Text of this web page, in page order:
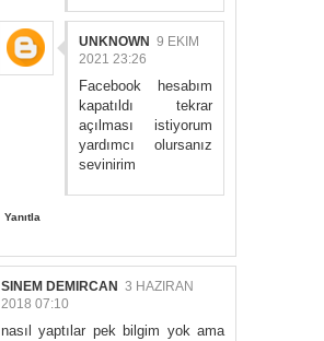
UNKNOWN 9 EKIM
2021 23:26
Facebook hesabım
kapatıldı tekrar
açılması istiyorum
yardımcı olursanız
sevinirim
Yanıtla
SINEM DEMIRCAN 3 HAZIRAN
2018 07:10
nasıl yaptılar pek bilgim yok ama